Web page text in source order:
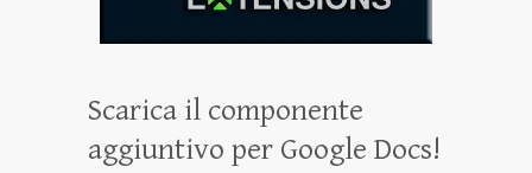
Scarica il componente
aggiuntivo per Google Docs!